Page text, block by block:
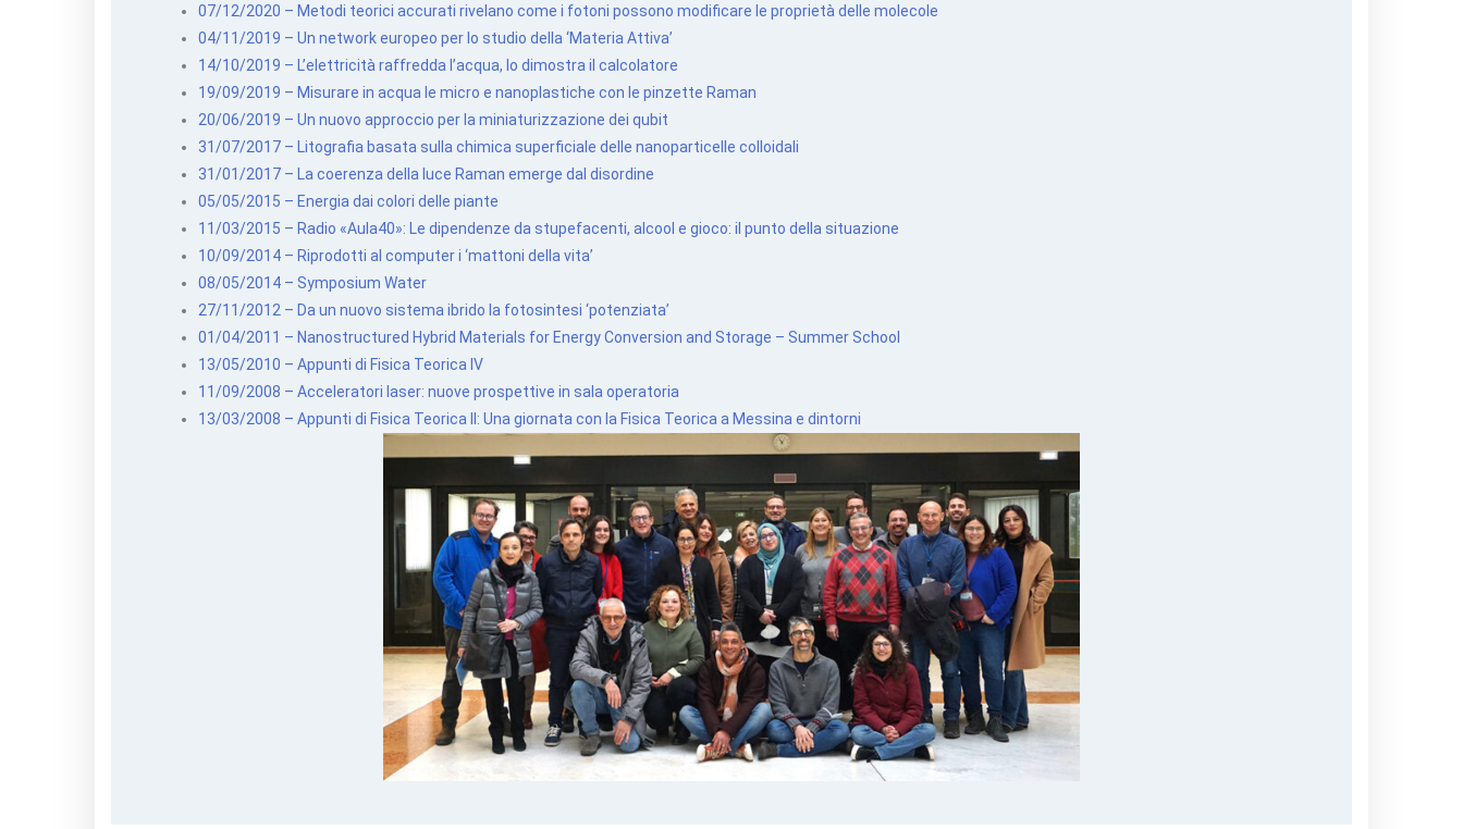
07/12/2020 – Metodi teorici accurati rivelano come i fotoni possono modificare le proprietà delle molecole
04/11/2019 – Un network europeo per lo studio della ‘Materia Attiva’
14/10/2019 – L’elettricità raffredda l’acqua, lo dimostra il calcolatore
19/09/2019 – Misurare in acqua le micro e nanoplastiche con le pinzette Raman
20/06/2019 – Un nuovo approccio per la miniaturizzazione dei qubit
31/07/2017 – Litografia basata sulla chimica superficiale delle nanoparticelle colloidali
31/01/2017 – La coerenza della luce Raman emerge dal disordine
05/05/2015 – Energia dai colori delle piante
11/03/2015 – Radio «Aula40»: Le dipendenze da stupefacenti, alcool e gioco: il punto della situazione
10/09/2014 – Riprodotti al computer i ‘mattoni della vita’
08/05/2014 – Symposium Water
27/11/2012 – Da un nuovo sistema ibrido la fotosintesi ‘potenziata’
01/04/2011 – Nanostructured Hybrid Materials for Energy Conversion and Storage – Summer School
13/05/2010 – Appunti di Fisica Teorica IV
11/09/2008 – Acceleratori laser: nuove prospettive in sala operatoria
13/03/2008 – Appunti di Fisica Teorica II: Una giornata con la Fisica Teorica a Messina e dintorni